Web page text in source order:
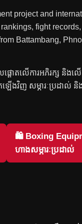
project and
fight
Battambang,
លផ្តោតលើការអភិរក្ស និង
ឡើងវិញ សម្ភារៈប្រដាល់
🛍 Boxing
ហាងសម្ភារៈប្រដាល់